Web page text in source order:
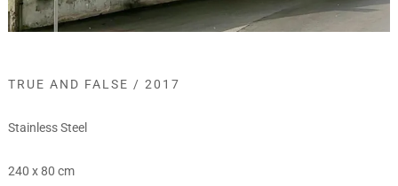
TRUE AND FALSE / 2017
Stainless Steel
240 x 80 cm